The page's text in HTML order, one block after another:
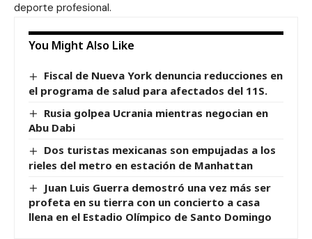
deporte profesional.
You Might Also Like
Fiscal de Nueva York denuncia reducciones en
el programa de salud para afectados del 11S.
Rusia golpea Ucrania mientras negocian en
Abu Dabi
Dos turistas mexicanas son empujadas a los
rieles del metro en estación de Manhattan
Juan Luis Guerra demostró una vez más ser
profeta en su tierra con un concierto a casa
llena en el Estadio Olímpico de Santo Domingo